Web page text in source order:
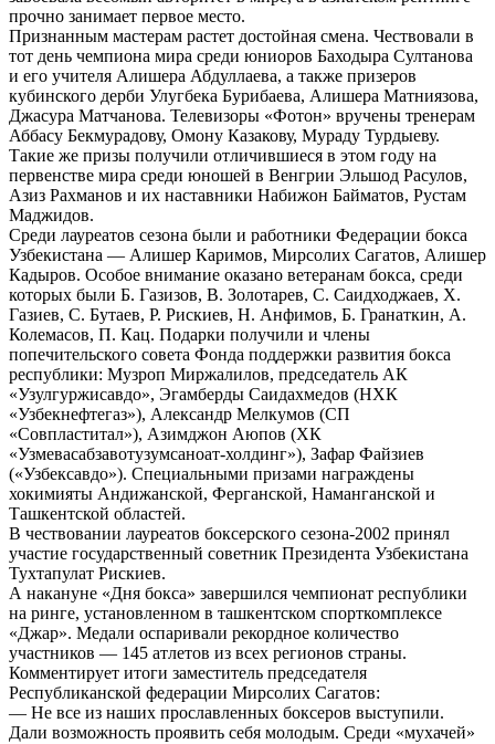
прочно занимает первое место.
Признанным мастерам растет достойная смена. Чествовали в
тот день чемпиона мира среди юниоров Баходыра Султанова
и его учителя Алишера Абдуллаева, а также призеров
кубинского дерби Улугбека Бурибаева, Алишера Матниязова,
Джасура Матчанова. Телевизоры «Фотон» вручены тренерам
Аббасу Бекмурадову, Омону Казакову, Мураду Турдыеву.
Такие же призы получили отличившиеся в этом году на
первенстве мира среди юношей в Венгрии Эльшод Расулов,
Азиз Рахманов и их наставники Набижон Байматов, Рустам
Маджидов.
Среди лауреатов сезона были и работники Федерации бокса
Узбекистана — Алишер Каримов, Мирсолих Сагатов, Алишер
Кадыров. Особое внимание оказано ветеранам бокса, среди
которых были Б. Газизов, В. Золотарев, С. Саидходжаев, Х.
Газиев, С. Бутаев, Р. Рискиев, Н. Анфимов, Б. Гранаткин, А.
Колемасов, П. Кац. Подарки получили и члены
попечительского совета Фонда поддержки развития бокса
республики: Музроп Миржалилов, председатель АК
«Узулгуржисавдо», Эгамберды Саидахмедов (НХК
«Узбекнефтегаз»), Александр Мелкумов (СП
«Совпластитал»), Азимджон Аюпов (ХК
«Узмевасабзавотузумсаноат-холдинг»), Зафар Файзиев
(«Узбексавдо»). Специальными призами награждены
хокимияты Андижанской, Ферганской, Наманганской и
Ташкентской областей.
В чествовании лауреатов боксерского сезона-2002 принял
участие государственный советник Президента Узбекистана
Тухтапулат Рискиев.
А накануне «Дня бокса» завершился чемпионат республики
на ринге, установленном в ташкентском спорткомплексе
«Джар». Медали оспаривали рекордное количество
участников — 145 атлетов из всех регионов страны.
Комментирует итоги заместитель председателя
Республиканской федерации Мирсолих Сагатов:
— Не все из наших прославленных боксеров выступили.
Дали возможность проявить себя молодым. Среди «мухачей»